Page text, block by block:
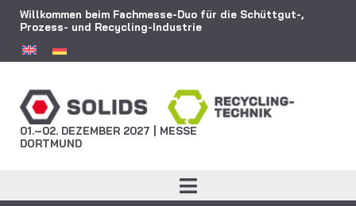
Willkommen beim Fachmesse-Duo für die Schüttgut-,
Prozess- und Recycling-Industrie
01.–02. DEZEMBER 2027 | MESSE
DORTMUND